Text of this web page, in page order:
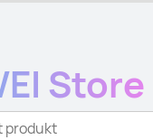
Store